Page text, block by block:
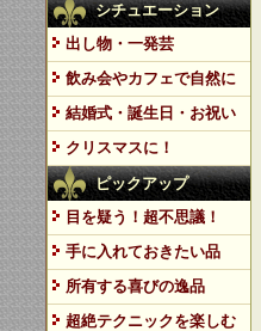
シチュエーション
出し物・一発芸
飲み会やカフェで自然に
結婚式・誕生日・お祝い
クリスマスに！
ピックアップ
目を疑う！超不思議！
手に入れておきたい品
所有する喜びの逸品
超絶テクニックを楽しむ